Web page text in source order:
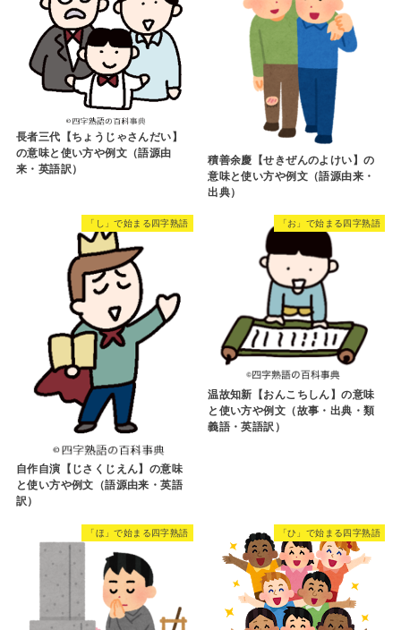
長者三代【ちょうじゃさんだい】
の意味と使い方や例文（語源由
来・英語訳）
積善余慶【せきぜんのよけい】の
意味と使い方や例文（語源由来・
出典）
「し」で始まる四字熟語
自作自演【じさくじえん】の意味
と使い方や例文（語源由来・英語
訳）
「お」で始まる四字熟語
温故知新【おんこちしん】の意味
と使い方や例文（故事・出典・類
義語・英語訳）
「ほ」で始まる四字熟語 「ひ」で始まる四字熟語